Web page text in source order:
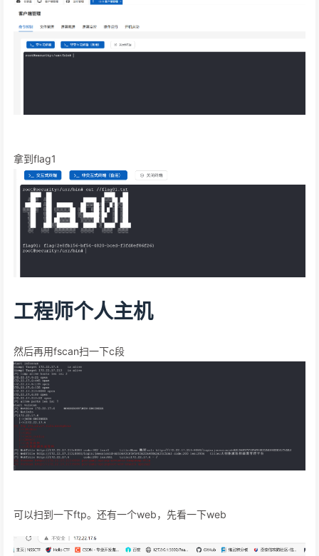
拿到flag1
工程师个人主机
然后再用fscan扫一下c段
可以扫到一下ftp。还有一个web，先看一下web